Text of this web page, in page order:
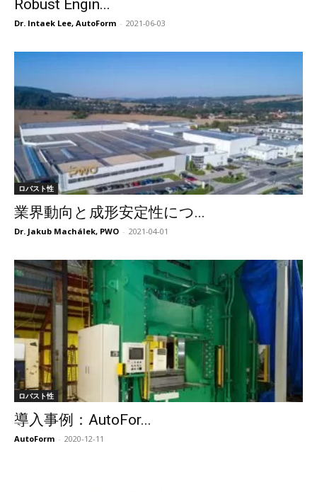
Robust Engin...
Dr. Intaek Lee, AutoForm - 2021-06-03
ロバスト性
業界動向と成形安定性につ...
Dr. Jakub Machálek, PWO - 2021-04-01
ロバスト性
導入事例：AutoFor...
AutoForm - 2020-12-11